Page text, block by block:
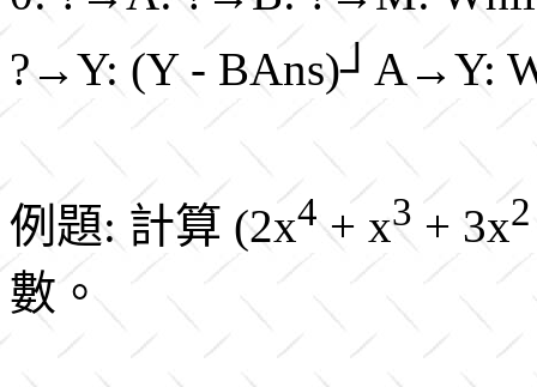
?→Y: (Y - BAns)┘A→Y:
例題: 計算 (2x4+ x3 + 3x2
數。